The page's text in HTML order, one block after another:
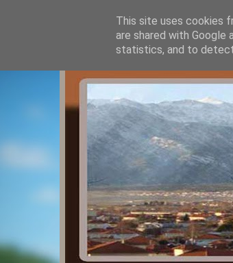
This site uses cookies
are shared with
statistics, and to detect